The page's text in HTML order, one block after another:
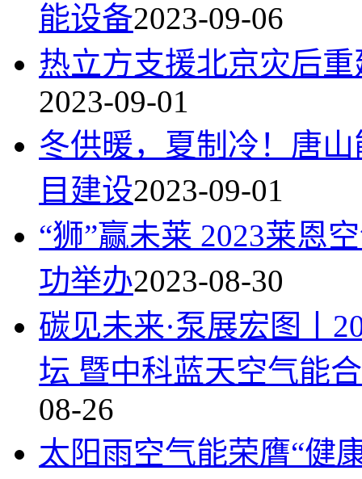
能设备2023-09-06
热立方支援北京灾后
2023-09-01
冬供暖，夏制冷！唐
目建设2023-09-01
“狮”赢未莱 2023莱恩
功举办2023-08-30
碳见未来·泵展宏图丨
坛 暨中科蓝天空气能
08-26
太阳雨空气能荣膺“健